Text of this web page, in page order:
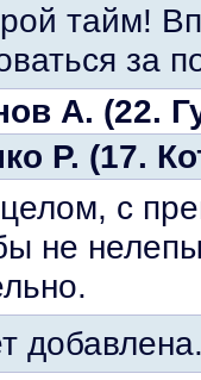
тайм!
за
А. (22.
Р. (17.
с
не